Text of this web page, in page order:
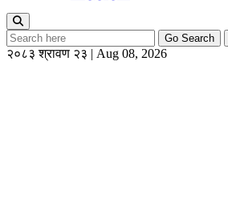
Go Search
२०८३ श्रावण २३ | Aug 08, 2026